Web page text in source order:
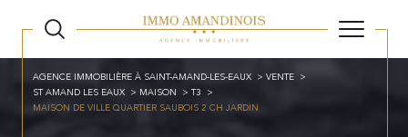
AGENCE IMMOBILIÈRE À SAINT-AMAND-LES-EAUX
VENTE
ST AMAND LES EAUX
MAISON
T3
MAISON DE VILLE QUARTIER SAUBOIS 2 CH JARDIN